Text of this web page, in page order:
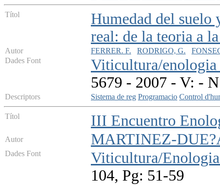
Títol
Humedad del suelo
real: de la teoria a
Autor FERRER. F. RODRIGO, G.
Dades Font
Viticultura/
5679 - 2007 - V: -
Descriptors Sistema de reg Programacio Control
Títol III Encuentro
Autor MARTINEZ-
Dades Font
Viticultura/
104, Pg: 51-59